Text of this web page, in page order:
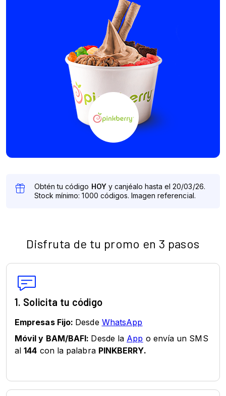
Disfruta de tu promo en 3 pasos
1. Solicita tu código
Empresas Fijo: Desde WhatsApp
Móvil y BAM/BAFI: Desde la App o envía un SMS
al144 con la palabra PINKBERRY.